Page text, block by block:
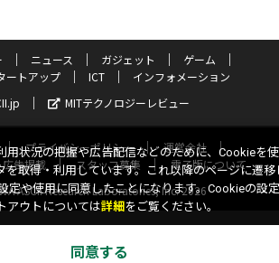
ニュース ガジェット
ゲーム
ートアップ ICT
インフォメーション
MITテクノロジーレビュー
プライバシーポリシー
運営会社
広告掲載 スタッフ募集
電子版について
ASCII Research Laboratories, Inc. 2026
用状況の把握や広告配信などのために、Cookieを
を取得・利用しています。これ以降のページに遷移
定や使用に同意したことになります。Cookieの設
アウトについては詳細 をご覧ください。
同意する